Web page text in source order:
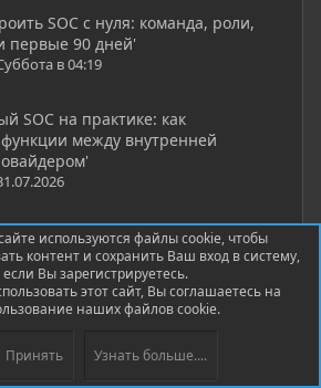
SOC с нуля: команда, роли,
первые 90 дней'
в 04:19
SOC на практике: как
между внутренней
MSSP провайдера: SLA,
и red flags при аудите
в 03:16
онлайн — быстро, надёжно, без
используются файлы cookie, чтобы
контент и сохранить Ваш вход в систему,
если Вы зарегистрируетесь.
этот сайт, Вы соглашаетесь на
наших файлов cookie.
Принять Узнать больше....